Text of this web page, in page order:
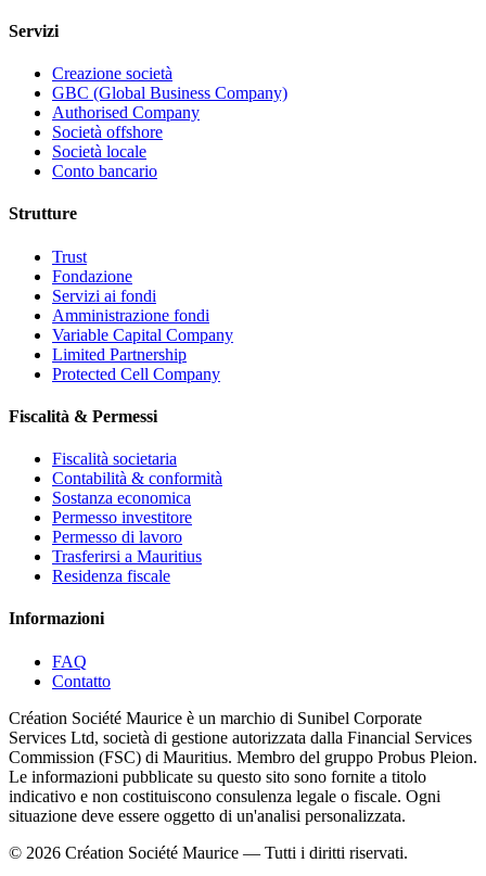
Servizi
Creazione società
GBC (Global Business Company)
Authorised Company
Società offshore
Società locale
Conto bancario
Strutture
Trust
Fondazione
Servizi ai fondi
Amministrazione fondi
Variable Capital Company
Limited Partnership
Protected Cell Company
Fiscalità & Permessi
Fiscalità societaria
Contabilità & conformità
Sostanza economica
Permesso investitore
Permesso di lavoro
Trasferirsi a Mauritius
Residenza fiscale
Informazioni
FAQ
Contatto
Création Société Maurice è un marchio di Sunibel Corporate
Services Ltd, società di gestione autorizzata dalla Financial Services
Commission (FSC) di Mauritius. Membro del gruppo Probus Pleion.
Le informazioni pubblicate su questo sito sono fornite a titolo
indicativo e non costituiscono consulenza legale o fiscale. Ogni
situazione deve essere oggetto di un'analisi personalizzata.
© 2026 Création Société Maurice — Tutti i diritti riservati.